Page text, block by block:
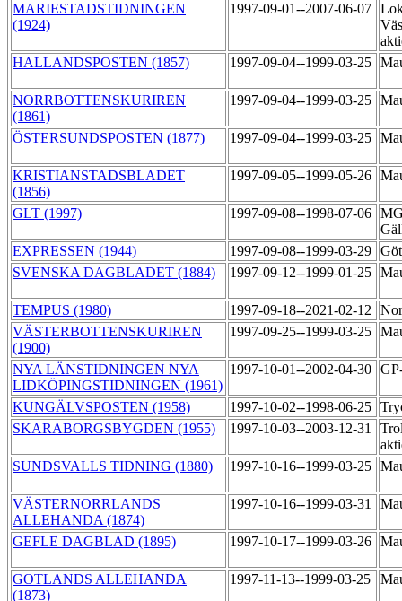
MARIESTADSTIDNINGEN
(1924)
1997-09-01--2007-06-07
HALLANDSPOSTEN (1857)
1997-09-04--1999-03-25
NORRBOTTENSKURIREN
(1861)
1997-09-04--1999-03-25
ÖSTERSUNDSPOSTEN (1877) 1997-09-04--1999-03-25
KRISTIANSTADSBLADET
(1856)
1997-09-05--1999-05-26
GLT (1997) 1997-09-08--1998-07-06
EXPRESSEN (1944)
1997-09-08--1999-03-29
SVENSKA DAGBLADET (1884)
1997-09-12--1999-01-25
TEMPUS (1980) 1997-09-18--2021-02-12
VÄSTERBOTTENSKURIREN
(1900)
1997-09-25--1999-03-25
NYA LÄNSTIDNINGEN NYA
LIDKÖPINGSTIDNINGEN (1961)
1997-10-01--2002-04-30
KUNGÄLVSPOSTEN (1958) 1997-10-02--1998-06-25
SKARABORGSBYGDEN (1955)
1997-10-03--2003-12-31
SUNDSVALLS TIDNING (1880)
1997-10-16--1999-03-25
VÄSTERNORRLANDS
ALLEHANDA (1874)
1997-10-16--1999-03-31
GEFLE DAGBLAD (1895) 1997-10-17--1999-03-26
GOTLANDS ALLEHANDA
(1873)
1997-11-13--1999-03-25